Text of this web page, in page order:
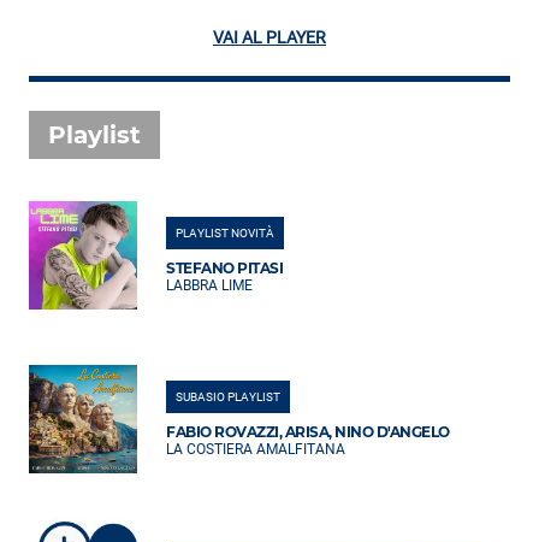
VAI AL PLAYER
Playlist
PLAYLIST NOVITÀ
STEFANO PITASI
LABBRA LIME
SUBASIO PLAYLIST
FABIO ROVAZZI, ARISA, NINO D'ANGELO
LA COSTIERA AMALFITANA